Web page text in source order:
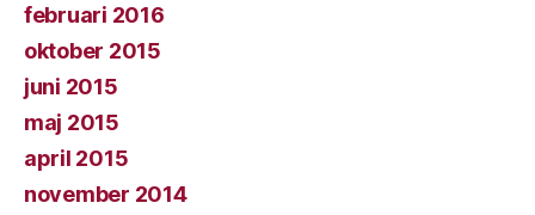
februari 2016
oktober 2015
juni 2015
maj 2015
april 2015
november 2014